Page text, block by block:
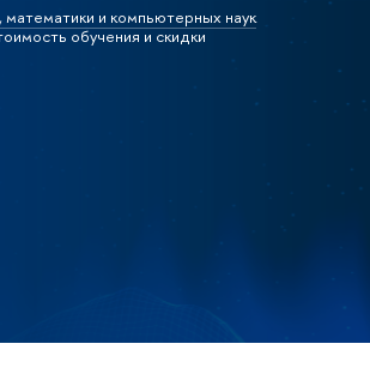
и компьютерных наук
обучения и скидки